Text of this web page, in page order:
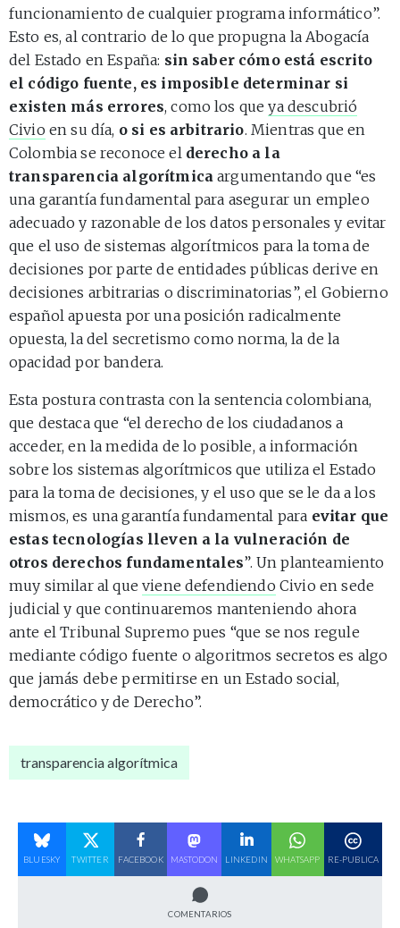
funcionamiento de cualquier programa informático”.
Esto es, al contrario de lo que propugna la Abogacía
del Estado en España: sin saber cómo está escrito
el código fuente, es imposible determinar si
existen más errores, como los queya descubrió
Civio en su día, o si es arbitrario. Mientras que en
Colombia se reconoce el derecho a la
transparencia algorítmica argumentando que “es
una garantía fundamental para asegurar un empleo
adecuado y razonable de los datos personales y evitar
que el uso de sistemas algorítmicos para la toma de
decisiones por parte de entidades públicas derive en
decisiones arbitrarias o discriminatorias”, el Gobierno
español apuesta por una posición radicalmente
opuesta, la del secretismo como norma, la de la
opacidad por bandera.
Esta postura contrasta con la sentencia colombiana,
que destaca que “el derecho de los ciudadanos a
acceder, en la medida de lo posible, a información
sobre los sistemas algorítmicos que utiliza el Estado
para la toma de decisiones, y el uso que se le da a los
mismos, es una garantía fundamental para evitar que
estas tecnologías lleven a la vulneración de
otros derechos fundamentales”. Un planteamiento
muy similar al queviene defendiendo Civio en sede
judicial y que continuaremos manteniendo ahora
ante el Tribunal Supremo pues “que se nos regule
mediante código fuente o algoritmos secretos es algo
que jamás debe permitirse en un Estado social,
democrático y de Derecho”.
transparencia algorítmica
BLUESKY TWITTER FACEBOOK MASTODON LINKEDIN WHATSAPP RE-PUBLICA
COMENTARIOS